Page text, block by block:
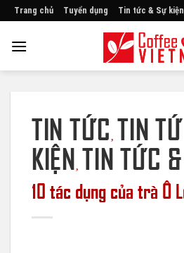
Skip
content
Trang chủ Tuyển dụng Tin tức & Sự kiện
TIN TỨC , TIN
KIỆN, TIN TỨC
10 tác dụng của trà Ô